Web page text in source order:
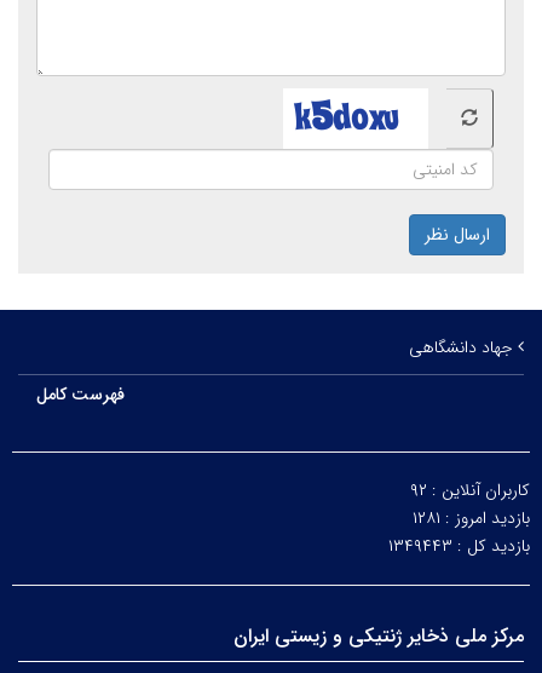
ارسال نظر
جهاد دانشگاهی
فهرست کامل
کاربران آنلاین : ۹۲
بازدید امروز : ۱۲۸۱
بازدید کل : ۱۳۴۹۴۴۳
مرکز ملی ذخایر ژنتیکی و زیستی ایران